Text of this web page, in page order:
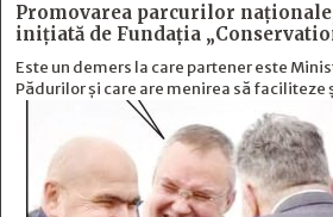
Promovarea parcurilor
inițiată de Fundația
Este un demers la care partener este
Pădurilor și care are menirea să faciliteze